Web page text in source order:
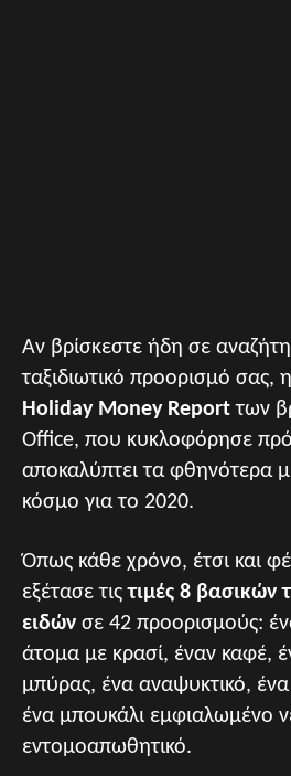
Αν βρίσκεστε ήδη σε
ταξιδιωτικό προορισμό σας,
Holiday Money Report των
Office, που κυκλοφόρησε
αποκαλύπτει τα φθηνότερα
κόσμο για το 2020.
Όπως κάθε χρόνο, έτσι και
εξέτασε τις τιμές 8 βασικών
ειδών σε 42 προορισμούς:
άτομα με κρασί, έναν καφέ,
μπύρας, ένα αναψυκτικό,
ένα μπουκάλι εμφιαλωμένο
εντομοαπωθητικό.